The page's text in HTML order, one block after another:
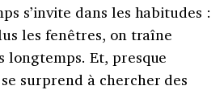
s’invite dans les habitudes :
les fenêtres, on traîne
longtemps. Et, presque
surprend à chercher des